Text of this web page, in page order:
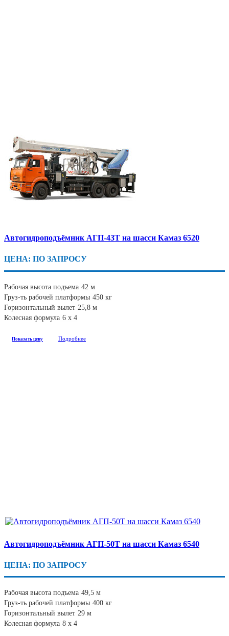
Автогидроподъёмник АГП-43Т на шасси Камаз 6520
ЦЕНА: ПО ЗАПРОСУ
Рабочая высота подъема 42 м
Груз-ть рабочей платформы 450 кг
Горизонтальный вылет 25,8 м
Колесная формула 6 х 4
Показать цену Подробнее
Автогидроподъёмник АГП-50Т на шасси Камаз 6540
ЦЕНА: ПО ЗАПРОСУ
Рабочая высота подъема 49,5 м
Груз-ть рабочей платформы 400 кг
Горизонтальный вылет 29 м
Колесная формула 8 х 4